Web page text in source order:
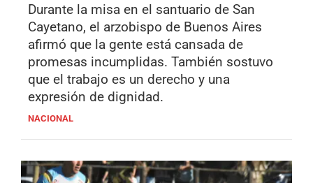
Durante la misa en el santuario de San
Cayetano, el arzobispo de Buenos Aires
afirmó que la gente está cansada de
promesas incumplidas. También sostuvo
que el trabajo es un derecho y una
expresión de dignidad.
NACIONAL